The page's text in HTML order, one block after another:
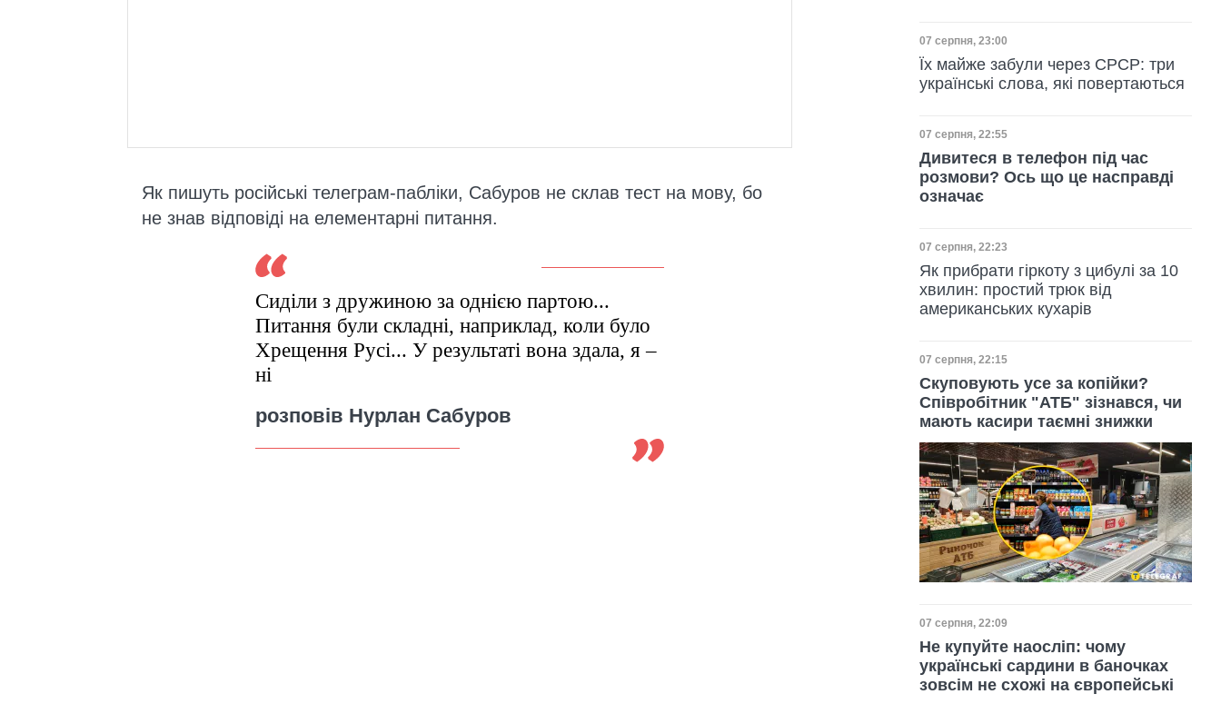
Як пишуть російські телеграм-пабліки, Сабуров не склав тест на мову, бо
не знав відповіді на елементарні питання.
Сиділи з дружиною за однією партою...
Питання були складні, наприклад, коли було
Хрещення Русі... У результаті вона здала, я –
ні
розповів Нурлан Сабуров
Дата публікації
07 серпня, 23:00
Їх майже забули через СРСР: три
українські слова, які повертаються
Дата публікації
07 серпня, 22:55
Дивитеся в телефон під час
розмови? Ось що це насправді
означає
Дата публікації
07 серпня, 22:23
Як прибрати гіркоту з цибулі за 10
хвилин: простий трюк від
американських кухарів
Дата публікації
07 серпня, 22:15
Скуповують усе за копійки?
Співробітник "АТБ" зізнався, чи
мають касири таємні знижки
Дата публікації
07 серпня, 22:09
Не купуйте наосліп: чому
українські сардини в баночках
зовсім не схожі на європейські